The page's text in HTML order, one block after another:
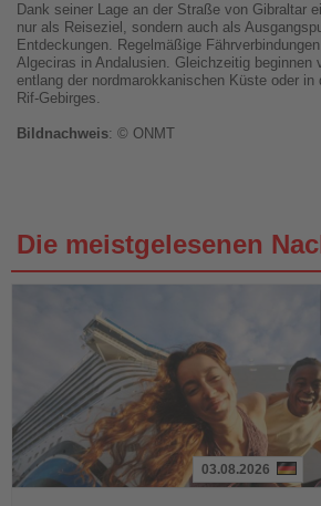
Dank seiner Lage an der Straße von Gibraltar
nur als Reiseziel, sondern auch als
Entdeckungen. Regelmäßige
Algeciras in Andalusien. Gleichzeitig beginnen
entlang der nordmarokkanischen Küste oder in
Rif-Gebirges.
Bildnachweis: © ONMT
Die meistgelesenen
03.08.2026